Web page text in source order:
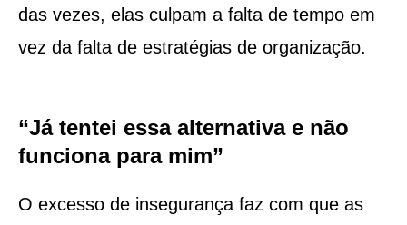
das vezes, elas culpam a falta de tempo em
vez da falta de estratégias de organização.
“Já tentei essa alternativa e não
funciona para mim”
O excesso de insegurança faz com que as